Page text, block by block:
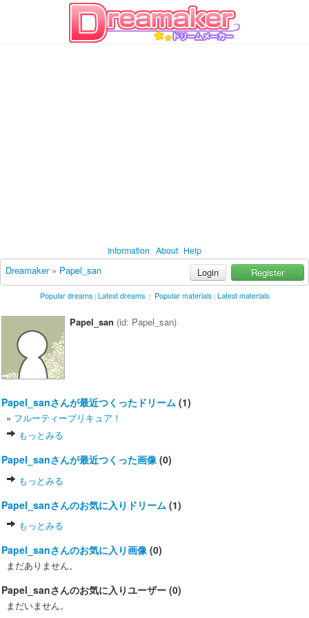
Information About Help
Dreamaker» Papel_san Login Register
Popular dreams | Latest dreams | Popular materials | Latest materials
Papel_san (id: Papel_san)
Papel_sanさんが最近つくったドリーム (1)
» フルーティープリキュア！
もっとみる
Papel_sanさんが最近つくった画像(0)
もっとみる
Papel_sanさんのお気に入りドリーム (1)
もっとみる
Papel_sanさんのお気に入り画像(0)
まだありません。
Papel_sanさんのお気に入りユーザー (0)
まだいません。